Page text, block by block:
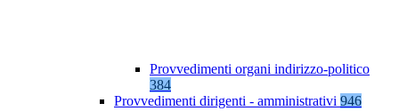
Provvedimenti organi indirizzo-politico
384
Provvedimenti dirigenti - amministrativi 946